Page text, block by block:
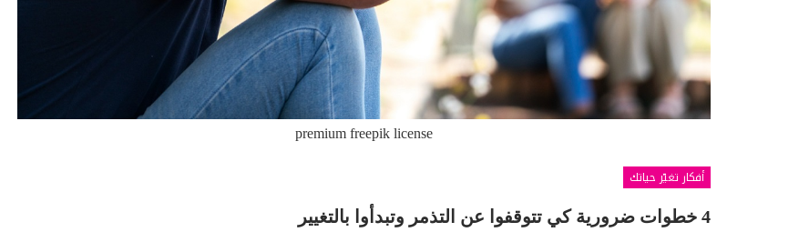
premium freepik license
أفكار تغيّر حياتك
4 خطوات ضرورية كي تتوقفوا عن التذمر وتبدأوا بالتغيير